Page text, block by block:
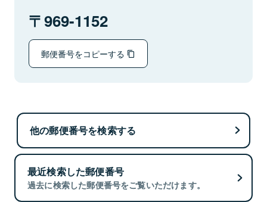
969-1152
郵便番号をコピーする
他の郵便番号を検索する
最近検索した郵便番号
過去に検索した郵便番号をご覧いただけます。